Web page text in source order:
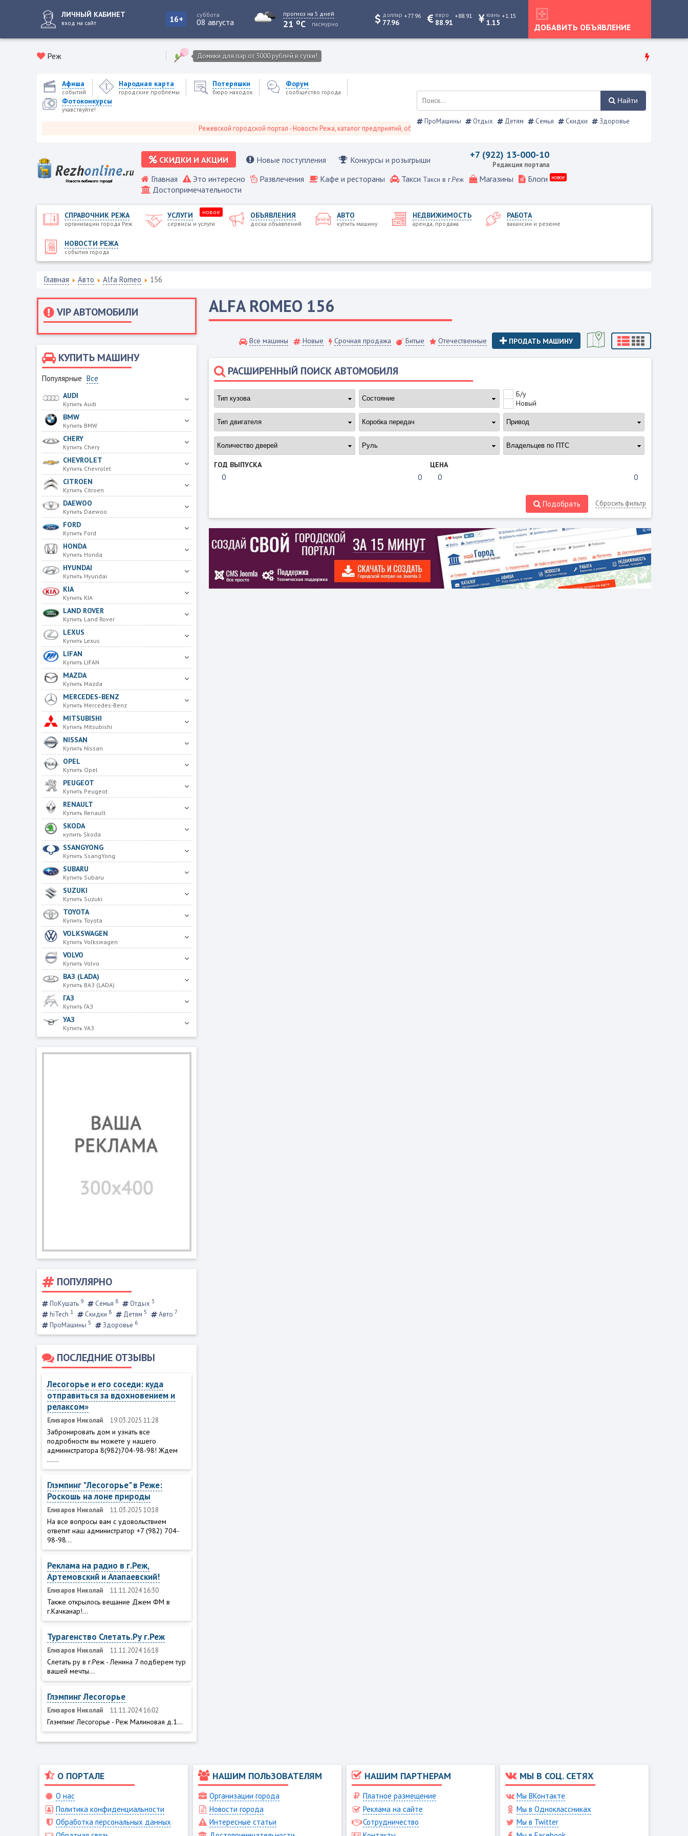
ЛИЧНЫЙ КАБИНЕТ
вход на сайт 16+ суббота
08 августа
прогноз на 5 дней
21 oC пасмурно
доллар
77.96
+77.96 евро
88.91
+88.91 юань
1.15
+1.15
ДОБАВИТЬ ОБЪЯВЛЕНИЕ
Реж Домики для пар от 3000 рублей в сутки!
Афиша
событий
Народная карта
городские проблемы
Потеряшки
бюро находок
Форум
сообщество города
Фотоконкурсы
учавствуйте!
Режевской городской портал - Новости Режа, каталог предприятий, объявления, Режевской справочник
Найти
ПроМашины Отдых Детям Семья Скидки Здоровье
СКИДКИ И АКЦИИ Новые поступления Конкурсы и розыгрыши +7 (922) 13-000-10
Редакция портала
Главная Это интересно Развлечения Кафе и рестораны Такси Такси в г.Реж Магазины Блоги новое
Достопримечательности
СПРАВОЧНИК РЕЖА
организации города Реж
УСЛУГИ
сервисы и услуги
новое ОБЪЯВЛЕНИЯ
доска объявлений
АВТО
купить машину
НЕДВИЖИМОСТЬ
аренда, продажа
РАБОТА
вакансии и резюме
НОВОСТИ РЕЖА
события города
Главная Авто Alfa Romeo 156
VIP АВТОМОБИЛИ
КУПИТЬ МАШИНУ
Популярные Все
AUDI
Купить Audi
BMW
Купить BMW
CHERY
Купить Chery
CHEVROLET
Купить Chevrolet
CITROEN
Купить Citroen
DAEWOO
Купить Daewoo
FORD
Купить Ford
HONDA
Купить Honda
HYUNDAI
Купить Hyundai
KIA
Купить KIA
LAND ROVER
Купить Land Rover
LEXUS
Купить Lexus
LIFAN
Купить LIFAN
MAZDA
Купить Mazda
MERCEDES-BENZ
Купить Mercedes-Benz
MITSUBISHI
Купить Mitsubishi
NISSAN
Купить Nissan
OPEL
Купить Opel
PEUGEOT
Купить Peugeot
RENAULT
Купить Renault
SKODA
купить Skoda
SSANGYONG
Купить SsangYong
SUBARU
Купить Subaru
SUZUKI
Купить Suzuki
TOYOTA
Купить Toyota
VOLKSWAGEN
Купить Volkswagen
VOLVO
Купить Volvo
ВАЗ (LADA)
Купить ВАЗ (LADA)
ГАЗ
Купить ГАЗ
УАЗ
Купить УАЗ
ПОПУЛЯРНО
ПоКушать 9 Семья 8 Отдых 3
hiTech 1 Скидки 8 Детям 5 Авто 7
ПроМашины 5 Здоровье 6
ПОСЛЕДНИЕ ОТЗЫВЫ
Лесогорье и его соседи: куда
отправиться за вдохновением и
релаксом»
Елизаров Николай 19.03.2025 11:28
Забронировать дом и узнать все
подробности вы можете у нашего
администратора 8(982)704-98-98! Ждем
......
Глэмпинг "Лесогорье" в Реже:
Роскошь на лоне природы
Елизаров Николай 11.03.2025 10:18
На все вопросы вам с удовольствием
ответит наш администратор +7 (982) 704-
98-98...
Реклама на радио в г.Реж,
Артемовский и Алапаевский!
Елизаров Николай 11.11.2024 16:30
Также открылось вещание Джем ФМ в
г.Качканар!...
Турагенство Слетать.Ру г.Реж
Елизаров Николай 11.11.2024 16:18
Слетать ру в г.Реж - Ленина 7 подберем тур
вашей мечты...
Глэмпинг Лесогорье
Елизаров Николай 11.11.2024 16:02
Глэмпинг Лесогорье - Реж Малиновая д.1...
ALFA ROMEO 156
Все машины Новые Срочная продажа Битые Отечественные ПРОДАТЬ МАШИНУ
РАСШИРЕННЫЙ ПОИСК АВТОМОБИЛЯ
Б/у
Новый
ГОД ВЫПУСКА ЦЕНА
Подобрать Сбросить фильтр
О ПОРТАЛЕ
О нас
Политика конфиденциальности
Обработка персональных данных
НАШИМ ПОЛЬЗОВАТЕЛЯМ
Организации города
Новости города
Интересные статьи
НАШИМ ПАРТНЕРАМ
Платное размещение
Реклама на сайте
Сотрудничество
МЫ В СОЦ. СЕТЯХ
Мы ВКонтакте
Мы в Одноклассниках
Мы в Twitter